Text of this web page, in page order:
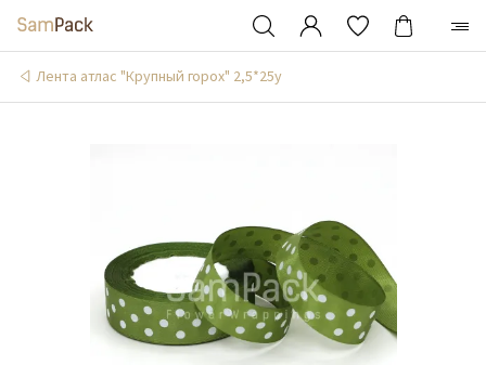
Лента атлас "Крупный горох" 2,5*25y